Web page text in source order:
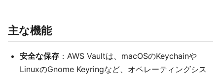
主な機能
安全な保存 ：AWS Vaultは、macOSのKeychainや
LinuxのGnome Keyringなど、オペレーティングシス